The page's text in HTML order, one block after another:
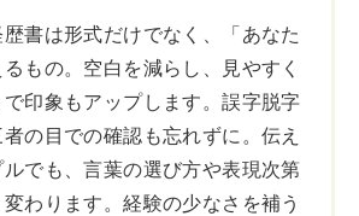
書は形式だけでなく、「あなた
もの。空白を減らし、見やすく
印象もアップします。誤字脱字
の目での確認も忘れずに。伝え
でも、言葉の選び方や表現次第
わります。経験の少なさを補う